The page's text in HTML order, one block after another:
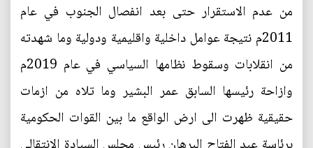
من عدم الاستقرار حتى بعد انفصال الجنوب في عام
2011م نتيجة عوامل داخلية واقليمية ودولية وما شهدته
من انقلابات وسقوط نظامها السياسي في عام 2019م
وازاحة رئيسها السابق عمر البشير وما تلاه من ازمات
حقيقية ظهرت الى ارض الواقع ما بين القوات الحكومية